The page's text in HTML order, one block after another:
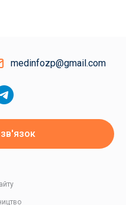
medinfozp@gmail.com